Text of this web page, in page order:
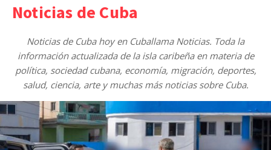
Noticias de Cuba
Noticias de Cuba hoy en Cuballama Noticias. Toda la
información actualizada de la isla caribeña en materia de
política, sociedad cubana, economía, migración, deportes,
salud, ciencia, arte y muchas más noticias sobre Cuba.